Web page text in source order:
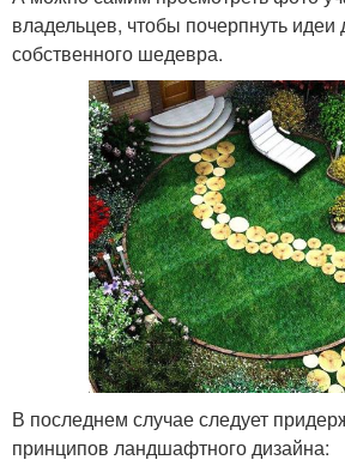
владельцев, чтобы почерпнуть идеи
собственного шедевра.
В последнем случае следует
принципов ландшафтного дизайна: